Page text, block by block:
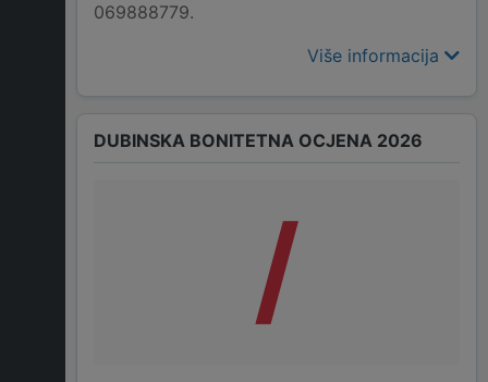
069888779.
Više informacija
DUBINSKA BONITETNA OCJENA 2026
/